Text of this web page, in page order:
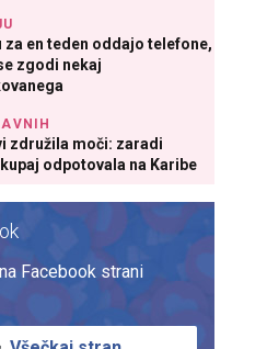
za en teden oddajo telefone,
zgodi nekaj
združila moči: zaradi
odpotovala na Karibe
Facebook strani